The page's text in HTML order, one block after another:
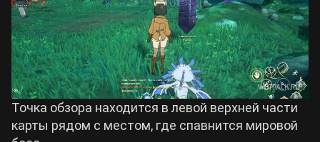
Точка обзора находится в левой верхней части
карты рядом с местом, где спавнится мировой